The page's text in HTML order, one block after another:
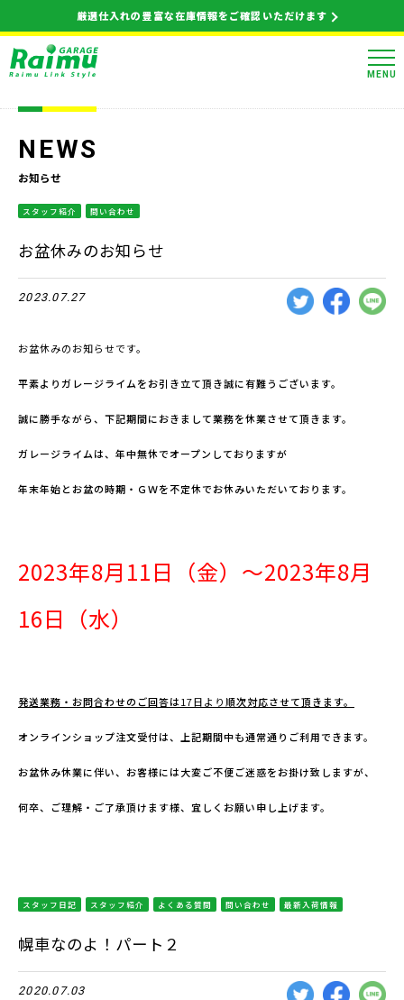
厳選仕入れの豊富な在庫情報をご確認いただけます
MENU
NEWS
お知らせ
スタッフ紹介 問い合わせ
お盆休みのお知らせ
2023.07.27
お盆休みのお知らせです。
平素よりガレージライムをお引き立て頂き誠に有難うございます。
誠に勝手ながら、下記期間におきまして業務を休業させて頂きます。
ガレージライムは、年中無休でオープンしておりますが
年末年始とお盆の時期・ＧＷを不定休でお休みいただいております。
2023年8月11日（金）～2023年8月
16日（水）
発送業務・お問合わせのご回答は17日より順次対応させて頂きます。
オンラインショップ注文受付は、上記期間中も通常通りご利用できます。
お盆休み休業に伴い、お客様には大変ご不便ご迷惑をお掛け致しますが、
何卒、ご理解・ご了承頂けます様、宜しくお願い申し上げます。
スタッフ日記 スタッフ紹介 よくある質問 問い合わせ 最新入荷情報
幌車なのよ！パート２
2020.07.03